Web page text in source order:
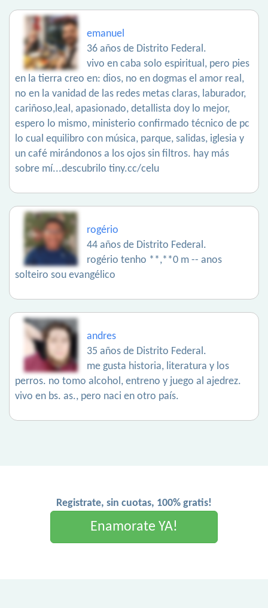
emanuel
36 años de Distrito Federal.
vivo en caba solo espiritual, pero pies
en la tierra creo en: dios, no en dogmas el amor real,
no en la vanidad de las redes metas claras, laburador,
cariñoso,leal, apasionado, detallista doy lo mejor,
espero lo mismo, ministerio confirmado técnico de pc
lo cual equilibro con música, parque, salidas, iglesia y
un café mirándonos a los ojos sin filtros. hay más
sobre mí...descubrilo tiny.cc/celu
rogério
44 años de Distrito Federal.
rogério tenho **,**0 m -- anos
solteiro sou evangélico
andres
35 años de Distrito Federal.
me gusta historia, literatura y los
perros. no tomo alcohol, entreno y juego al ajedrez.
vivo en bs. as., pero naci en otro país.
Registrate, sin cuotas, 100% gratis!
Enamorate YA!